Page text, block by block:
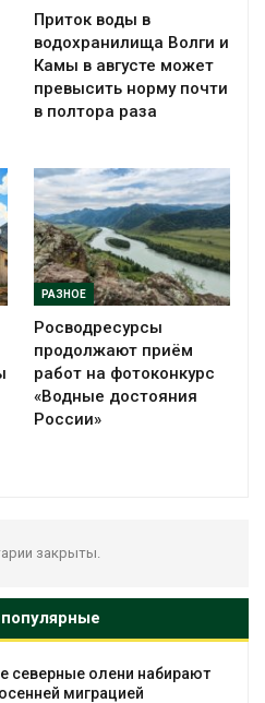
Приток воды в
водохранилища Волги и
Камы в августе может
превысить норму почти
в полтора раза
РАЗНОЕ
Росводресурсы
продолжают приём
работ на фотоконкурс
«Водные достояния
России»
закрыты.
северные олени набирают
миграцией